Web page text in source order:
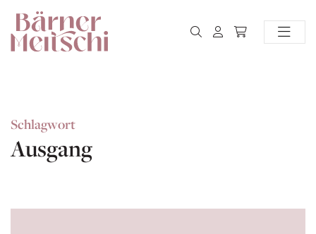
Schlagwort
Ausgang